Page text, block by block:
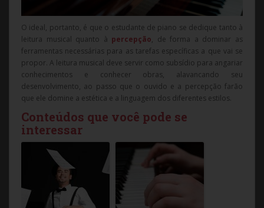
O ideal, portanto, é que o estudante de piano se dedique tanto à
leitura musical quanto à percepção, de forma a dominar as
ferramentas necessárias para as tarefas específicas a que vai se
propor. A leitura musical deve servir como subsídio para angariar
conhecimentos e conhecer obras, alavancando seu
desenvolvimento, ao passo que o ouvido e a percepção farão
que ele domine a estética e a linguagem dos diferentes estilos.
Conteúdos que você pode se
interessar